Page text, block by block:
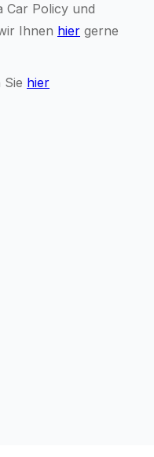
Car Policy und
Ihnen hier gerne
hier